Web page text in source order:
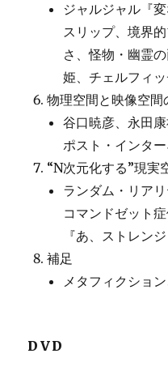
ジャルジャル『
スリップ、境界
さ、怪物・幽霊
姫、チェルフィ
物理空間と映像空間
谷口暁彦、永田
ポスト・インター
“N次元化する”現実
ランダム・リア
コマンドゼット
『あ、ストレンジ
補足
メタフィクショ
DVD